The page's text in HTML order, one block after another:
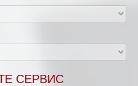
СЕРВИС